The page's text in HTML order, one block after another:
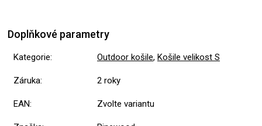
Doplňkové parametry
Kategorie: Outdoor košile, Košile velikost S
Záruka: 2 roky
EAN: Zvolte variantu